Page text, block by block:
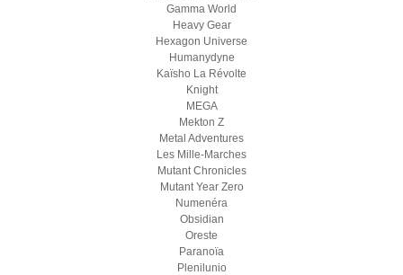
Gamma World
Heavy Gear
Hexagon Universe
Humanydyne
Kaïsho La Révolte
Knight
MEGA
Mekton Z
Metal Adventures
Les Mille-Marches
Mutant Chronicles
Mutant Year Zero
Numenéra
Obsidian
Oreste
Paranoïa
Plenilunio